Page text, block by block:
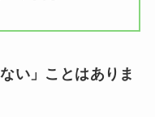
い」ことはありま